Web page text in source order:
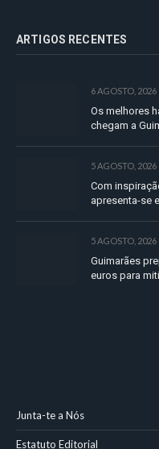
ARTIGOS RECENTES
6 AGOSTO, 2026
Os melhores
chegam a
5 AGOSTO, 2026
Com
apresenta-se
5 AGOSTO, 2026
Guimarães
euros para
Junta-te a Nós
Estatuto Editorial